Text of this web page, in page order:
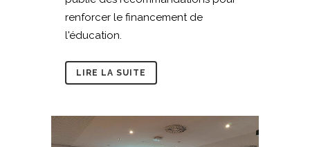
renforcer le financement de
l'éducation.
LIRE LA SUITE